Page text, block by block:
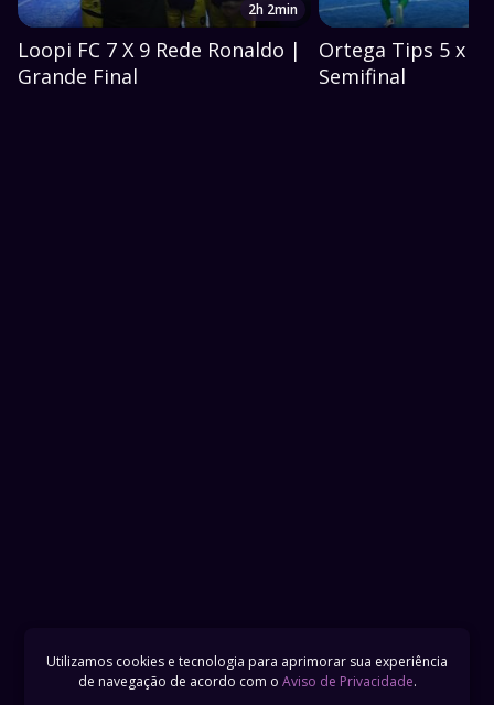
2h 2min
Loopi FC 7 X 9 Rede Ronaldo |
Grande Final
Ortega Tips 5 x 8
Semifinal
Utilizamos cookies e tecnologia para aprimorar sua experiência
de navegação de acordo com o Aviso de Privacidade.